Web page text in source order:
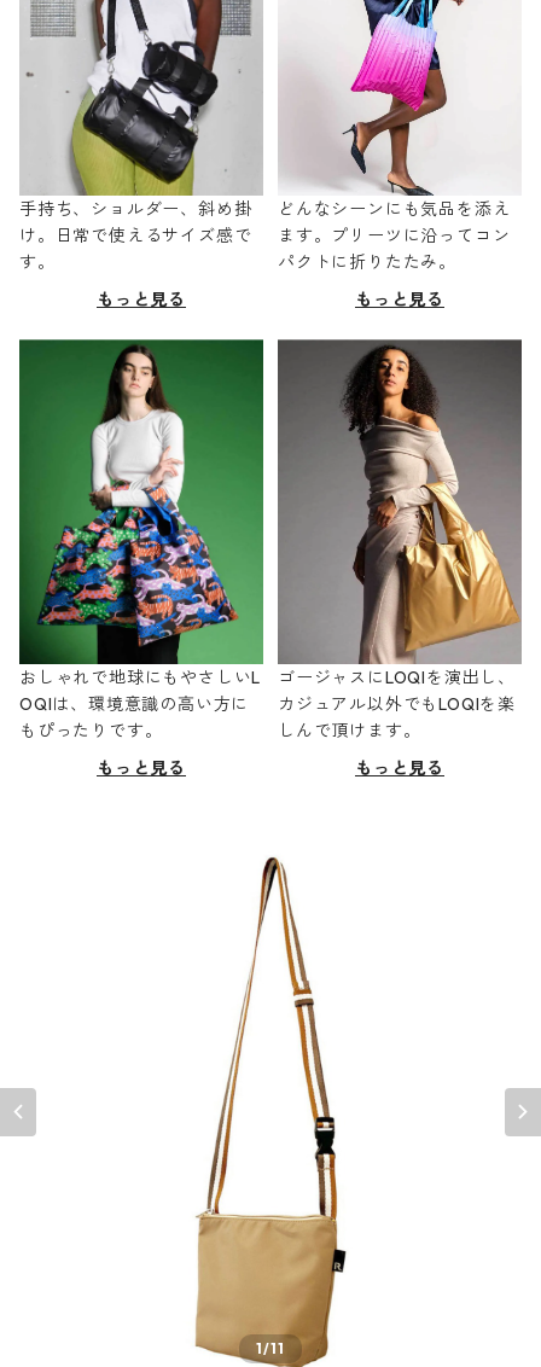
手持ち、ショルダー、斜め掛
け。日常で使えるサイズ感で
す。
もっと見る
どんなシーンにも気品を添え
ます。プリーツに沿ってコン
パクトに折りたたみ。
もっと見る
おしゃれで地球にもやさしいL
OQIは、環境意識の高い方に
もぴったりです。
もっと見る
ゴージャスにLOQIを演出し、
カジュアル以外でもLOQIを楽
しんで頂けます。
もっと見る
1/11